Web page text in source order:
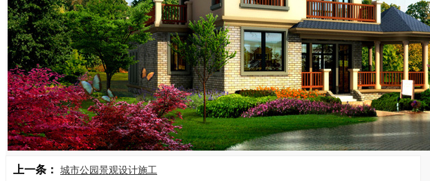
上一条： 城市公园景观设计施工